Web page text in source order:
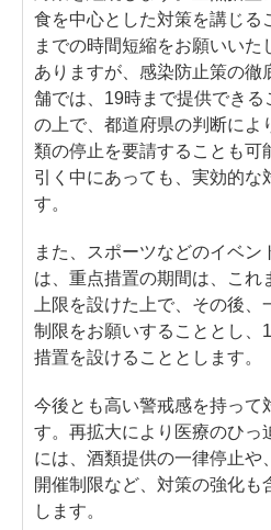
食を中心とした対策を講じる
までの時間短縮をお願いいた
ありますが、感染防止策の徹
舗では、19時まで提供でき
の上で、都道府県の判断によ
類の停止を要請することも可
引く中にあっても、実効的な
す。
また、スポーツなどのイベン
は、重点措置の期間は、これ
上限を設けた上で、その後
制限をお願いすることとし、
措置を設けることとします。
今後とも高い警戒感を持って
す。再拡大により医療のひっ
には、酒類提供の一律停止や
開催制限など、対策の強化も
します。